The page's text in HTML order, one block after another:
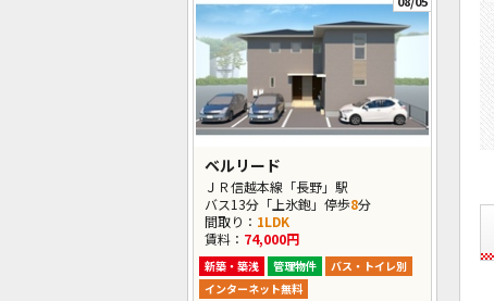
ベルリード
ＪＲ信越本線「長野」駅
バス13分「上氷鉋」停歩8分
間取り： 1LDK
賃料： 74,000円
新築・築浅 管理物件
バス・トイレ別
インターネット無料